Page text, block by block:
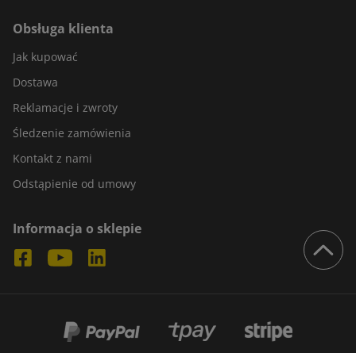
Obsługa klienta
Jak kupować
Dostawa
Reklamacje i zwroty
Śledzenie zamówienia
Kontakt z nami
Odstąpienie od umowy
Informacja o sklepie